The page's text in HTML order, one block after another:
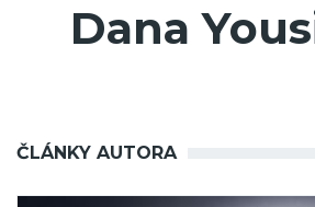
Dana
ČLÁNKY AUTORA